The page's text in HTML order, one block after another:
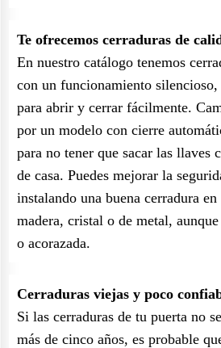
Te ofrecemos cerraduras de
En nuestro catálogo tenemos
con un funcionamiento
para abrir y cerrar fácilmente.
por un modelo con cierre
para no tener que sacar las llaves
de casa. Puedes mejorar la
instalando una buena cerradura
madera, cristal o de metal,
o acorazada.
Cerraduras viejas y poco
Si las cerraduras de tu puerta no
más de cinco años, es probable